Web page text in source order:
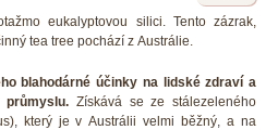
eukalyptovou silici. Tento zázrak,
tea tree pochází z Austrálie.
blahodárné účinky na lidské zdraví a
Získává se ze stálezeleného
který je v Austrálii velmi běžný, a na